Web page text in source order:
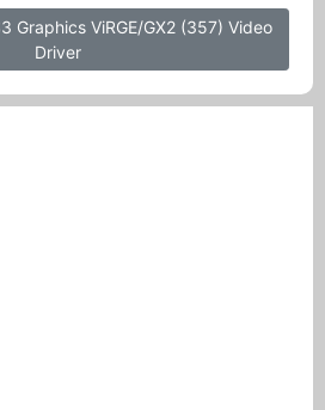
Graphics ViRGE/GX2 (357) Video
Driver